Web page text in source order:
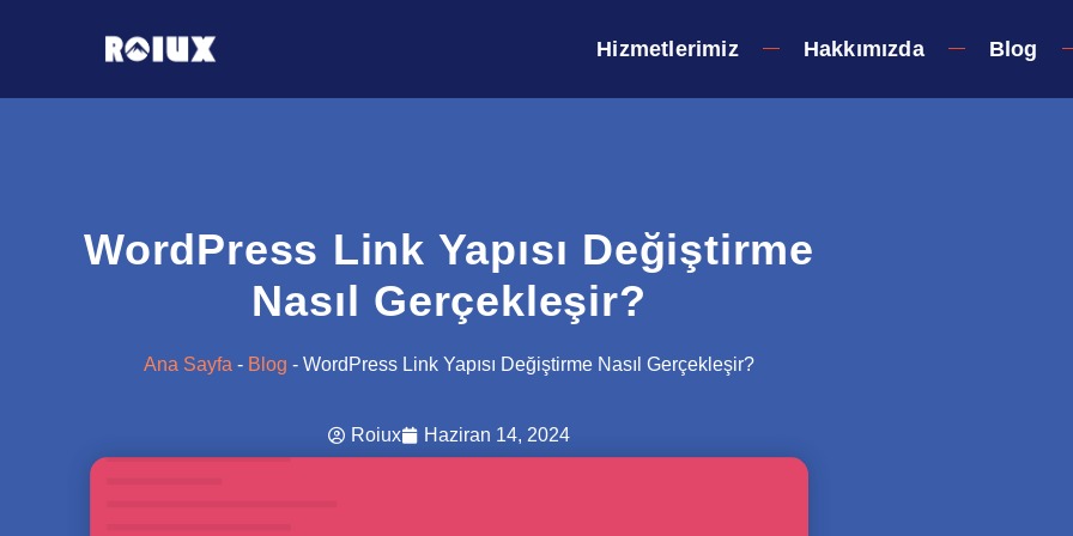
Hizmetlerimiz Hakkımızda Blog
WordPress Link Yapısı Değiştirme
Nasıl Gerçekleşir?
Ana Sayfa - Blog - WordPress Link Yapısı Değiştirme Nasıl Gerçekleşir?
Roiux Haziran 14, 2024